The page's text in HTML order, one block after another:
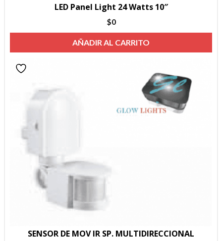
LED Panel Light 24 Watts 10″
$0
AÑADIR AL CARRITO
SENSOR DE MOV IR SP. MULTIDIRECCIONAL